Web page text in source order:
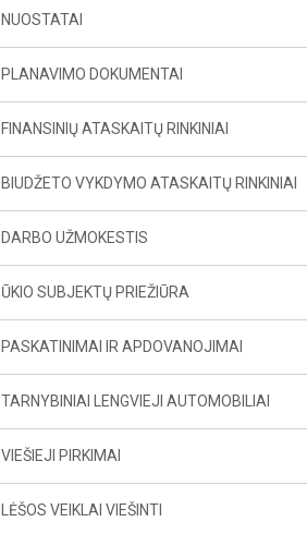
NUOSTATAI
PLANAVIMO DOKUMENTAI
FINANSINIŲ ATASKAITŲ RINKINIAI
BIUDŽETO VYKDYMO ATASKAITŲ RINKINIAI
DARBO UŽMOKESTIS
ŪKIO SUBJEKTŲ PRIEŽIŪRA
PASKATINIMAI IR APDOVANOJIMAI
TARNYBINIAI LENGVIEJI AUTOMOBILIAI
VIEŠIEJI PIRKIMAI
LĖŠOS VEIKLAI VIEŠINTI